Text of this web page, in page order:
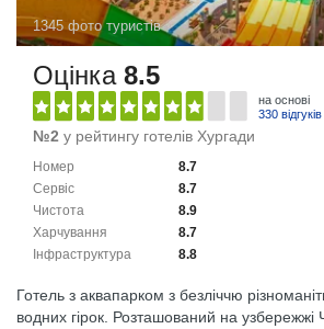
1345 фото туристів
Оцінка 8.5
на основі
330 відгуків
№2 у рейтингу готелів Хургади
8.7
Номер
8.7
Сервіс
8.9
Чистота
8.7
Харчування
8.8
Інфраструктура
Готель з аквапарком з безліччю
водних гірок. Розташований на